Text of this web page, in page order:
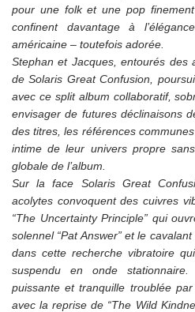
pour une folk et une pop
confinent davantage à
américaine – toutefois adorée.
Stephan et Jacques, entourés des
de Solaris Great Confusion,
avec ce split album collaboratif,
envisager de futures déclinaisons
des titres, les références
intime de leur univers propre
globale de l’album.
Sur la face Solaris Great
acolytes convoquent des cuivres
“The Uncertainty Principle” qui
solennel “Pat Answer” et le
dans cette recherche vibratoire
suspendu en onde
puissante et tranquille troublée
avec la reprise de “The Wild